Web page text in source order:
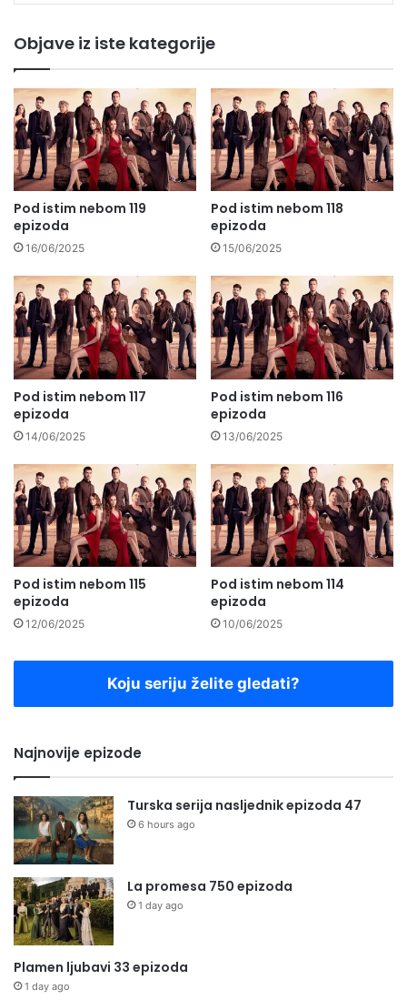
Objave iz iste kategorije
Pod istim nebom 119
epizoda
16/06/2025
Pod istim nebom 118
epizoda
15/06/2025
Pod istim nebom 117
epizoda
14/06/2025
Pod istim nebom 116
epizoda
13/06/2025
Pod istim nebom 115
epizoda
12/06/2025
Pod istim nebom 114
epizoda
10/06/2025
Koju seriju želite gledati?
Najnovije epizode
Turska serija nasljednik epizoda 47
6 hours ago
La promesa 750 epizoda
1 day ago
Plamen ljubavi 33 epizoda
1 day ago